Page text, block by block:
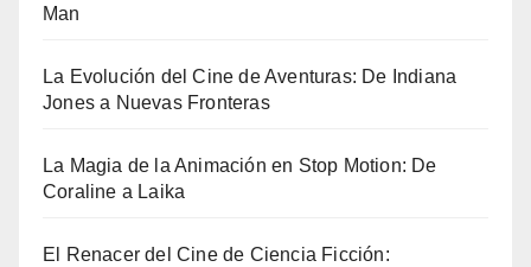
Man
La Evolución del Cine de Aventuras: De Indiana
Jones a Nuevas Fronteras
La Magia de la Animación en Stop Motion: De
Coraline a Laika
El Renacer del Cine de Ciencia Ficción: